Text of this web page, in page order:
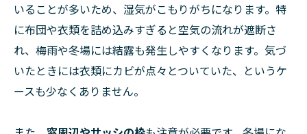
いることが多いため、湿気がこもりがちになります。特
に布団や衣類を詰め込みすぎると空気の流れが遮断さ
れ、梅雨や冬場には結露も発生しやすくなります。気づ
いたときには衣類にカビが点々とついていた、というケ
ースも少なくありません。